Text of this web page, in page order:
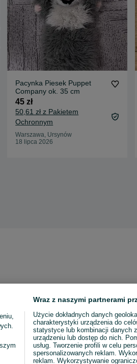
Pacynka Piesek Puppet
Company ok. 35 cm
45 zł
50,61 zł z Pakietem
Ochronnym
Warszawa, Ursynów
18 lipca 2026
Wraz z naszymi partnerami
Użycie dokładnych danych
charakterystyki urządzenia do
statystyce lub kombinacji danych
urządzeniu lub dostęp do nich.
usług. Tworzenie profili w celu
spersonalizowanych reklam.
reklam. Wykorzystywanie